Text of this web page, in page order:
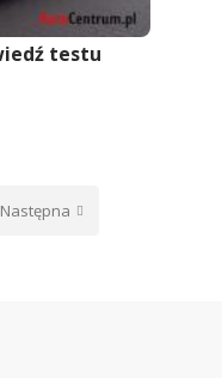
testu
Następna